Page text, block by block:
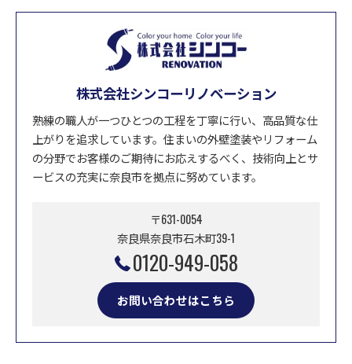
株式会社シンコーリノベーション
熟練の職人が一つひとつの工程を丁寧に行い、高品質な仕
上がりを追求しています。住まいの外壁塗装やリフォーム
の分野でお客様のご期待にお応えするべく、技術向上とサ
ービスの充実に奈良市を拠点に努めています。
〒631-0054
奈良県奈良市石木町39-1
0120-949-058
お問い合わせはこちら